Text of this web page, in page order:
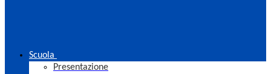
Scuola
Presentazione